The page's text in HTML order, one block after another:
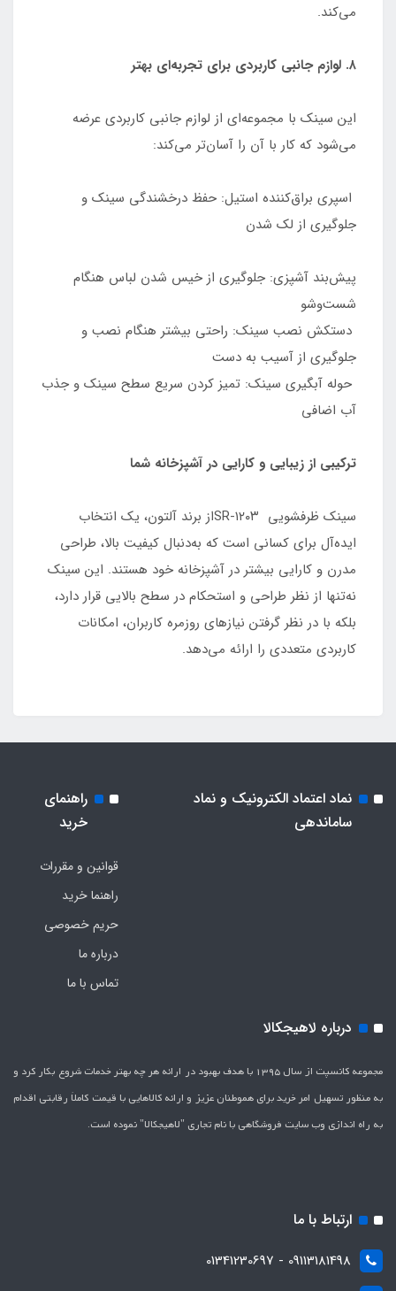
می‌کند.
۸. لوازم جانبی کاربردی برای تجربه‌ای بهتر
این سینک با مجموعه‌ای از لوازم جانبی کاربردی عرضه
می‌شود که کار با آن را آسان‌تر می‌کند:
اسپری براق‌کننده استیل: حفظ درخشندگی سینک و
جلوگیری از لک شدن
پیش‌بند آشپزی: جلوگیری از خیس شدن لباس هنگام
شست‌وشو
دستکش نصب سینک: راحتی بیشتر هنگام نصب و
جلوگیری از آسیب به دست
حوله آبگیری سینک: تمیز کردن سریع سطح سینک و جذب
آب اضافی
ترکیبی از زیبایی و کارایی در آشپزخانه شما
سینک ظرفشویی SR-۱۲۰۳از برند آلتون، یک انتخاب
ایده‌آل برای کسانی است که به‌دنبال کیفیت بالا، طراحی
مدرن و کارایی بیشتر در آشپزخانه خود هستند. این سینک
نه‌تنها از نظر طراحی و استحکام در سطح بالایی قرار دارد،
بلکه با در نظر گرفتن نیازهای روزمره کاربران، امکانات
کاربردی متعددی را ارائه می‌دهد.
نماد اعتماد الکترونیک و نماد
ساماندهی
راهنمای
خرید
قوانین و مقررات
راهنما خرید
حریم خصوصی
درباره ما
تماس با ما
درباره لاهیجکالا
مجموعه کانسپت از سال 1395 با هدف بهبود در ارائه هر چه بهتر خدمات شروع بکار کرد و
به منظور تسهیل امر خرید برای هموطنان عزیز و ارائه کالاهایی با قیمت کاملاَ رقابتی اقدام
به راه اندازی وب سایت فروشگاهی با نام تجاری "لاهیج­کالا" نموده است.
ارتباط با ما
09113181498 - 01341230697